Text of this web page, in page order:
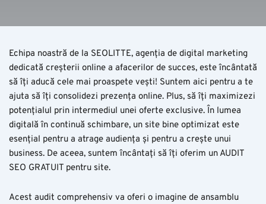
Echipa noastră de la SEOLITTE, agenția de digital marketing
dedicată creșterii online a afacerilor de succes, este încântată
să îți aducă cele mai proaspete vești! Suntem aici pentru a te
ajuta să îți consolidezi prezența online. Plus, să îți maximizezi
potențialul prin intermediul unei oferte exclusive. În lumea
digitală în continuă schimbare, un site bine optimizat este
esențial pentru a atrage audiența și pentru a crește unui
business. De aceea, suntem încântați să îți oferim un AUDIT
SEO GRATUIT pentru site.
Acest audit comprehensiv va oferi o imagine de ansamblu